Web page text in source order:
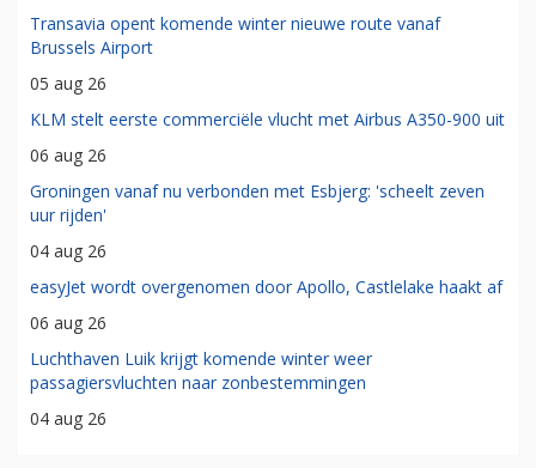
Transavia opent komende winter nieuwe route vanaf
Brussels Airport
05 aug 26
KLM stelt eerste commerciële vlucht met Airbus A350-900 uit
06 aug 26
Groningen vanaf nu verbonden met Esbjerg: 'scheelt zeven
uur rijden'
04 aug 26
easyJet wordt overgenomen door Apollo, Castlelake haakt af
06 aug 26
Luchthaven Luik krijgt komende winter weer
passagiersvluchten naar zonbestemmingen
04 aug 26